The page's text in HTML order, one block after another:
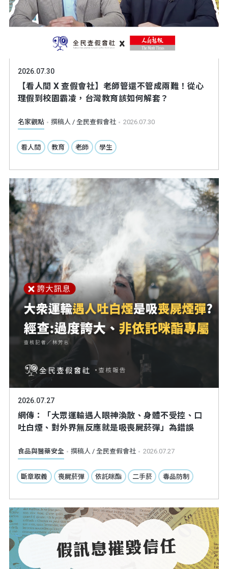
2026.07.30
【看人間 X 查假會社】老師管還不管成兩難！從心
理假到校園霸凌，台灣教育該如何解套？
名家觀點 撰稿人 / 全民查假會社 2026.07.30
看人間 教育 老師 學生
2026.07.27
網傳：「大眾運輸遇人眼神渙散、身體不受控、口
吐白煙、對外界無反應就是吸喪屍菸彈」為錯誤
食品與醫藥安全 撰稿人 / 全民查假會社 2026.07.27
斷章取義 喪屍菸彈 依託咪酯 二手菸 毒品防制